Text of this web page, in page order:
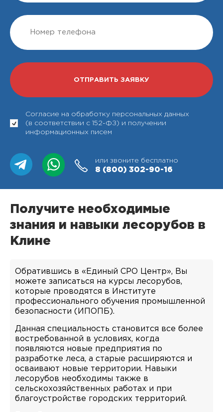
Согласие на обработку персональных данных
(в соответствии с 152-ФЗ) и получении
информационных писем
или звоните бесплатно
8 (800) 302-90-16
Получите необходимые
знания и навыки лесорубов в
Клине
Обратившись в «Единый СРО Центр», Вы
можете записаться на курсы лесорубов,
которые проводятся в Институте
профессионального обучения промышленной
безопасности (ИПОПБ).
Данная специальность становится все более
востребованной в условиях, когда
появляются новые предприятия по
разработке леса, а старые расширяются и
осваивают новые территории. Навыки
лесорубов необходимы также в
сельскохозяйственных работах и при
благоустройстве городских территорий.